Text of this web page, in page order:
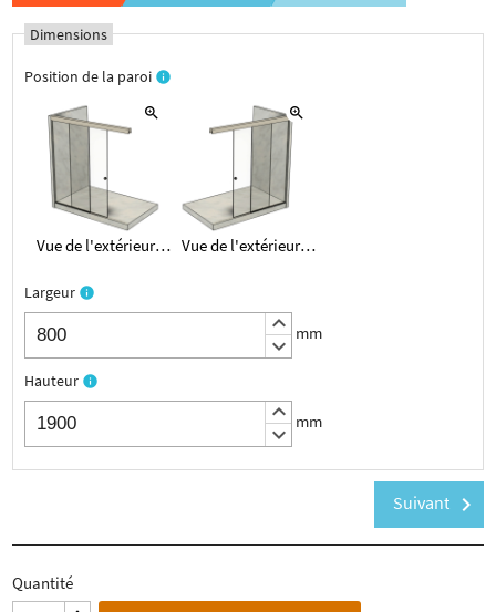
Dimensions
Position de la paroi info
zoom_in
Vue de l'extérieur sur la Gauche
zoom_in
Vue de l'extérieur sur la Droite
Largeur info
keyboard_arrow_up
keyboard_arrow_down mm
Hauteur info
keyboard_arrow_up
keyboard_arrow_down mm
Suivant chevron_right
Quantité